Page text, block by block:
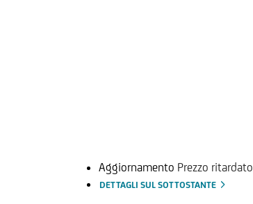
Aggiornamento Prezzo ritardato
DETTAGLI SUL SOTTOSTANTE